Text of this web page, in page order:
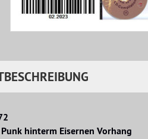
hinterm Eisernen Vorhang